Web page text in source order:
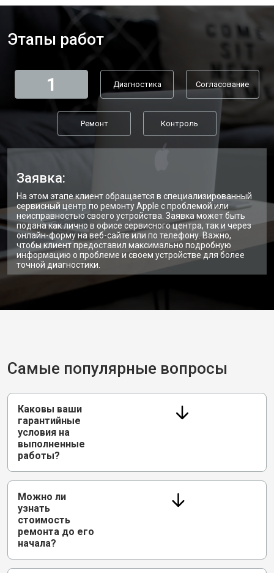
Этапы работ
1 Диагностика Согласование
Ремонт Контроль
Заявка:
На этом этапе клиент обращается в специализированный
сервисный центр по ремонту Apple с проблемой или
неисправностью своего устройства. Заявка может быть
подана как лично в офисе сервисного центра, так и через
онлайн-форму на веб-сайте или по телефону. Важно,
чтобы клиент предоставил максимально подробную
информацию о проблеме и своем устройстве для более
точной диагностики.
Самые популярные вопросы
Каковы ваши
гарантийные
условия на
выполненные
работы?
Можно ли
узнать
стоимость
ремонта до его
начала?